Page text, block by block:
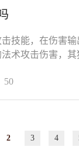
技能，在伤害
术攻击伤害，
50
2 3 4